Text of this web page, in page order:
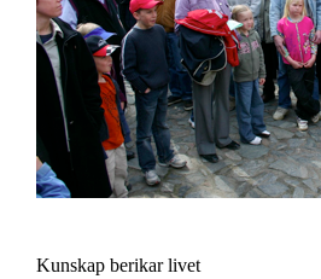
Kunskap berikar livet